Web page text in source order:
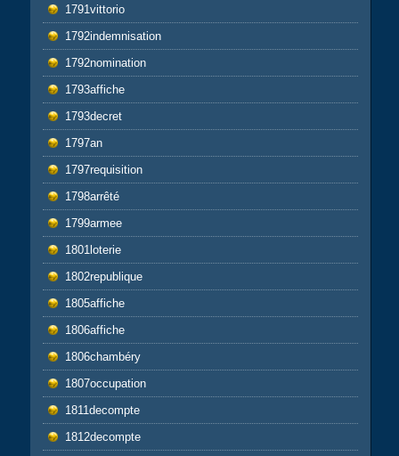
1791vittorio
1792indemnisation
1792nomination
1793affiche
1793decret
1797an
1797requisition
1798arrêté
1799armee
1801loterie
1802republique
1805affiche
1806affiche
1806chambéry
1807occupation
1811decompte
1812decompte